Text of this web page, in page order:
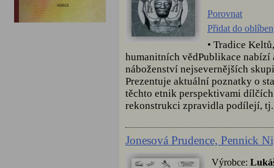
Porovnat
Přidat do
• Tradice
humanitních vědPublikace
náboženství nejsevernějších
Prezentuje aktuální poznatky o
těchto etnik perspektivami
rekonstrukci zpravidla podílejí,
Jonesová Prudence, Pennick
Výrobce: